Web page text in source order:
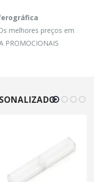
melhores preços em
PROMOCIONAIS